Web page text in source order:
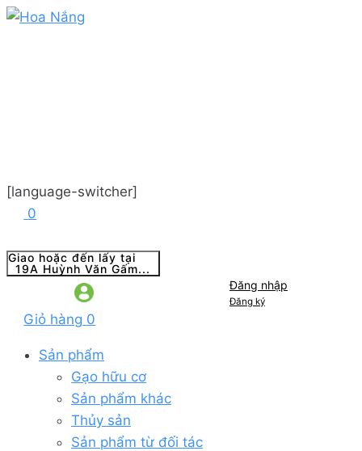
[language-switcher]
0
Giao hoặc đến lấy tại
19A Huỳnh Văn Gấm...
Đăng nhập
Đăng ký
Giỏ hàng 0
Sản phẩm
Gạo hữu cơ
Sản phẩm khác
Thủy sản
Sản phẩm từ đối tác